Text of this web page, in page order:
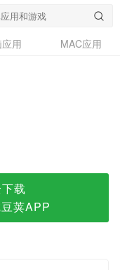
用
MAC应用
载
荚APP